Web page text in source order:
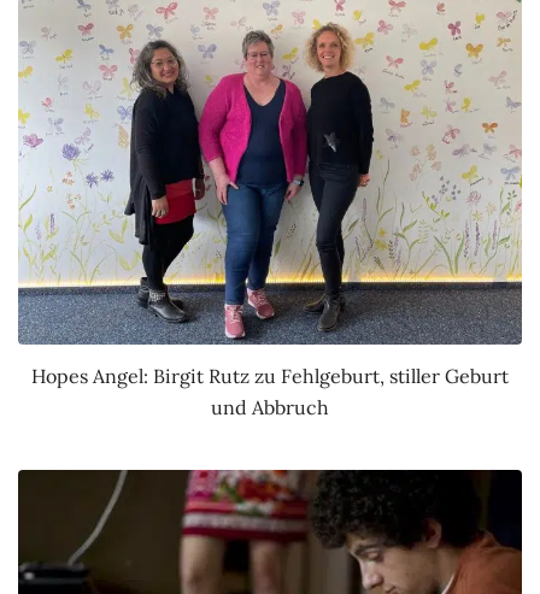
Hopes Angel: Birgit Rutz zu Fehlgeburt, stiller Geburt
und Abbruch